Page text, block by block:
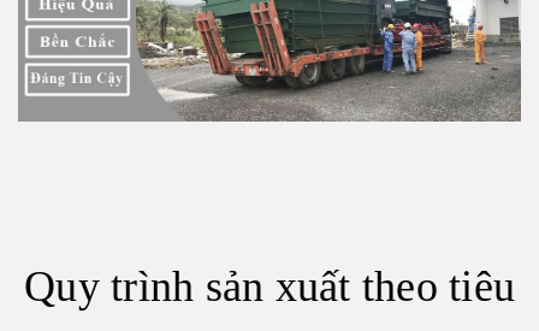
Quy trình sản xuất theo tiêu